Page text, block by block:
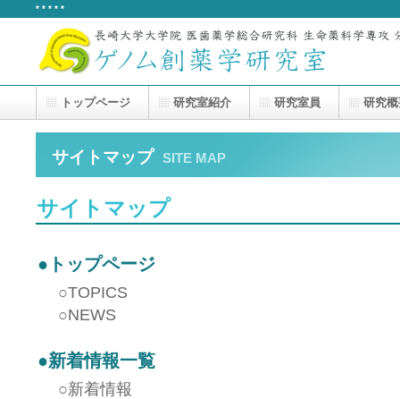
* * * * *
サイトマップ SITE MAP
サイトマップ
● トップページ
○TOPICS
○NEWS
●新着情報一覧
○新着情報
トップページ 研究室紹介 研究室員 研究